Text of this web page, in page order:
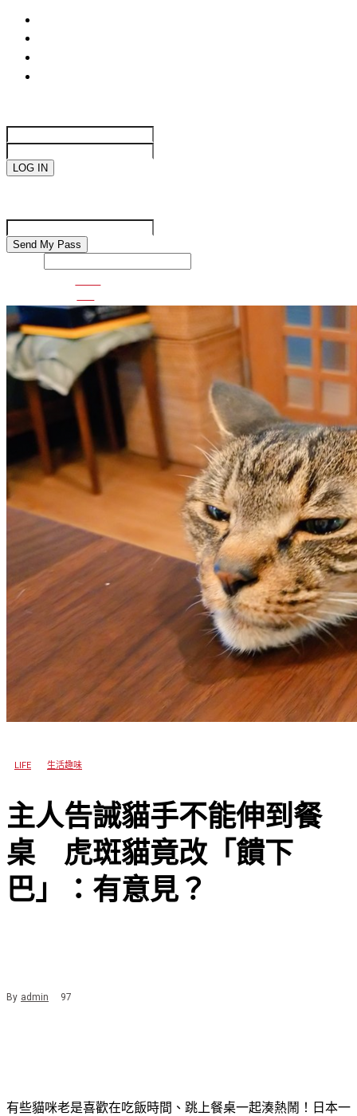
VDO
GO
LIFE 生活趣味
主人告誡貓手不能伸到餐
桌 虎斑貓竟改「饋下
巴」：有意見？
By admin 97
有些貓咪老是喜歡在吃飯時間、跳上餐桌一起湊熱鬧！日本一